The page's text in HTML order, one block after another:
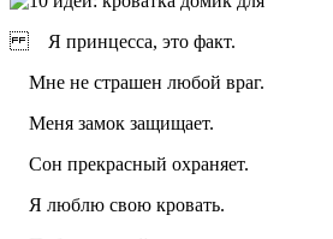
Я принцесса, это факт.
Мне не страшен любой враг.
Меня замок защищает.
Сон прекрасный охраняет.
Я люблю свою кровать.